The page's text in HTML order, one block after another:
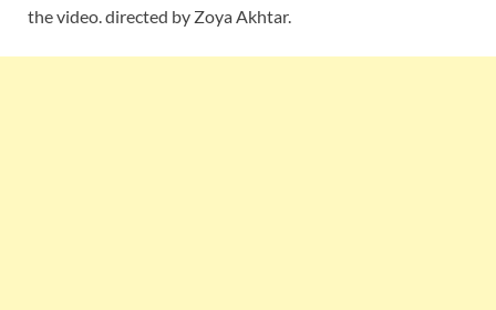
the video. directed by Zoya Akhtar.